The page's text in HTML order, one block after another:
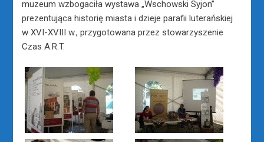
muzeum wzbogaciła wystawa „Wschowski Syjon”
prezentująca historię miasta i dzieje parafii luterańskiej
w XVI-XVIII w., przygotowana przez stowarzyszenie
Czas A.R.T.